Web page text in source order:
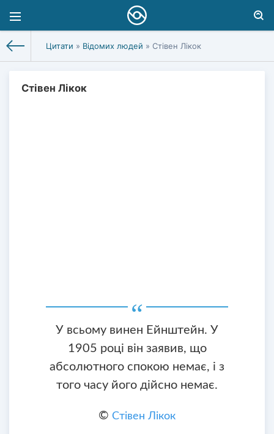
Цитати » Відомих людей » Стівен Лікок
Стівен Лікок
У всьому винен Ейнштейн. У
1905 році він заявив, що
абсолютного спокою немає, і з
того часу його дійсно немає.
© Стівен Лікок